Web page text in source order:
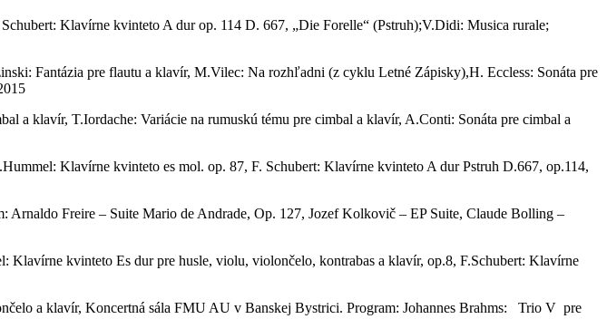
Klavírne kvinteto A dur op. 114 D. 667, „Die Forelle“ (Pstruh);V.Didi: Musica rurale;
Fantázia pre flautu a klavír, M.Vilec: Na rozhľadni (z cyklu Letné Zápisky),H. Eccless: Sonáta pre
a klavír, T.Iordache: Variácie na rumuskú tému pre cimbal a klavír, A.Conti: Sonáta pre cimbal a
Klavírne kvinteto es mol. op. 87, F. Schubert: Klavírne kvinteto A dur Pstruh D.667, op.114,
Freire – Suite Mario de Andrade, Op. 127, Jozef Kolkovič – EP Suite, Claude Bolling –
kvinteto Es dur pre husle, violu, violončelo, kontrabas a klavír, op.8, F.Schubert: Klavírne
a klavír, Koncertná sála FMU AU v Banskej Bystrici. Program: Johannes Brahms: Trio V pre